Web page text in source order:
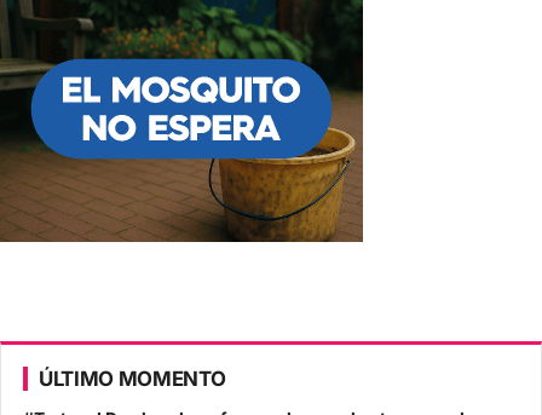
ÚLTIMO MOMENTO